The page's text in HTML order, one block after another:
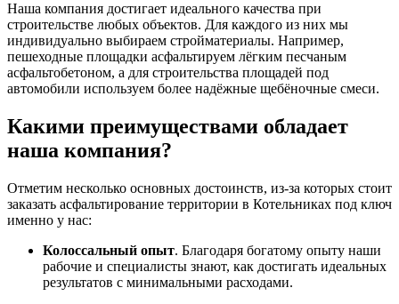
Наша компания достигает идеального качества при
строительстве любых объектов. Для каждого из них мы
индивидуально выбираем стройматериалы. Например,
пешеходные площадки асфальтируем лёгким песчаным
асфальтобетоном, а для строительства площадей под
автомобили используем более надёжные щебёночные смеси.
Какими преимуществами обладает
наша компания?
Отметим несколько основных достоинств, из-за которых стоит
заказать асфальтирование территории в Котельниках под ключ
именно у нас:
Колоссальный опыт. Благодаря богатому опыту наши
рабочие и специалисты знают, как достигать идеальных
результатов с минимальными расходами.